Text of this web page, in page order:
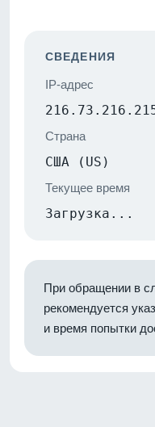
СВЕДЕНИЯ
IP-адрес
Страна
США (US)
Текущее время
Загрузка...
При обращении в
рекомендуется
и время попытки